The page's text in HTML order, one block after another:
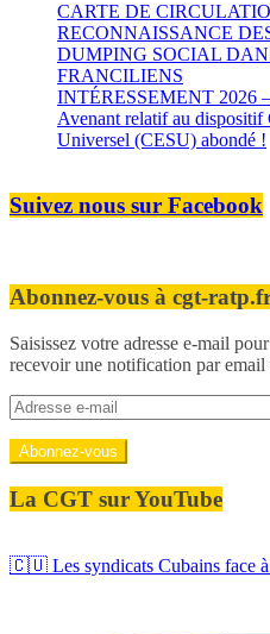
CARTE DE
RECONNAISSANCE
DUMPING SOCIAL
FRANCILIENS
INTÉRESSEMENT 2026
Avenant relatif au
Universel (CESU) abondé !
Suivez nous sur Facebook
Abonnez-vous à cgt-
Saisissez votre adresse e-mail
recevoir une notification par
Adresse
e-
mail
Abonnez-vous
La CGT sur YouTube
🇨🇺 Les syndicats Cubains face à